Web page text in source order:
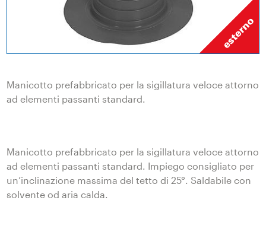
Manicotto prefabbricato per la sigillatura veloce attorno
ad elementi passanti standard.
Manicotto prefabbricato per la sigillatura veloce attorno
ad elementi passanti standard. Impiego consigliato per
un’inclinazione massima del tetto di 25°. Saldabile con
solvente od aria calda.